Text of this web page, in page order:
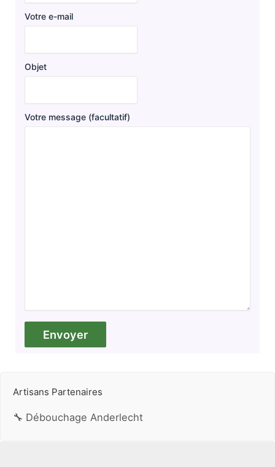
Votre e-mail
Objet
Votre message (facultatif)
Artisans Partenaires
🔧 Débouchage Anderlecht